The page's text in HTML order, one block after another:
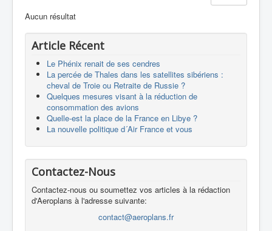
Europespace
Drones
Aucun résultat
Article Récent
Le Phénix renait de ses cendres
La percée de Thales dans les satellites sibériens :
cheval de Troie ou Retraite de Russie ?
Quelques mesures visant à la réduction de
consommation des avions
Quelle-est la place de la France en Libye ?
La nouvelle politique d´Air France et vous
Contactez-Nous
Contactez-nous ou soumettez vos articles à la rédaction
d'Aeroplans à l'adresse suivante:
contact@aeroplans.fr